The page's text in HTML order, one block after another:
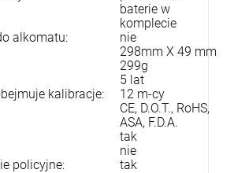
baterie w
komplecie
alkomatu:
nie
298mm X 49 mm
299g
5 lat
kalibracje:
12 m-cy
CE, D.O.T., RoHS,
ASA, F.D.A.
tak
nie
policyjne:
tak